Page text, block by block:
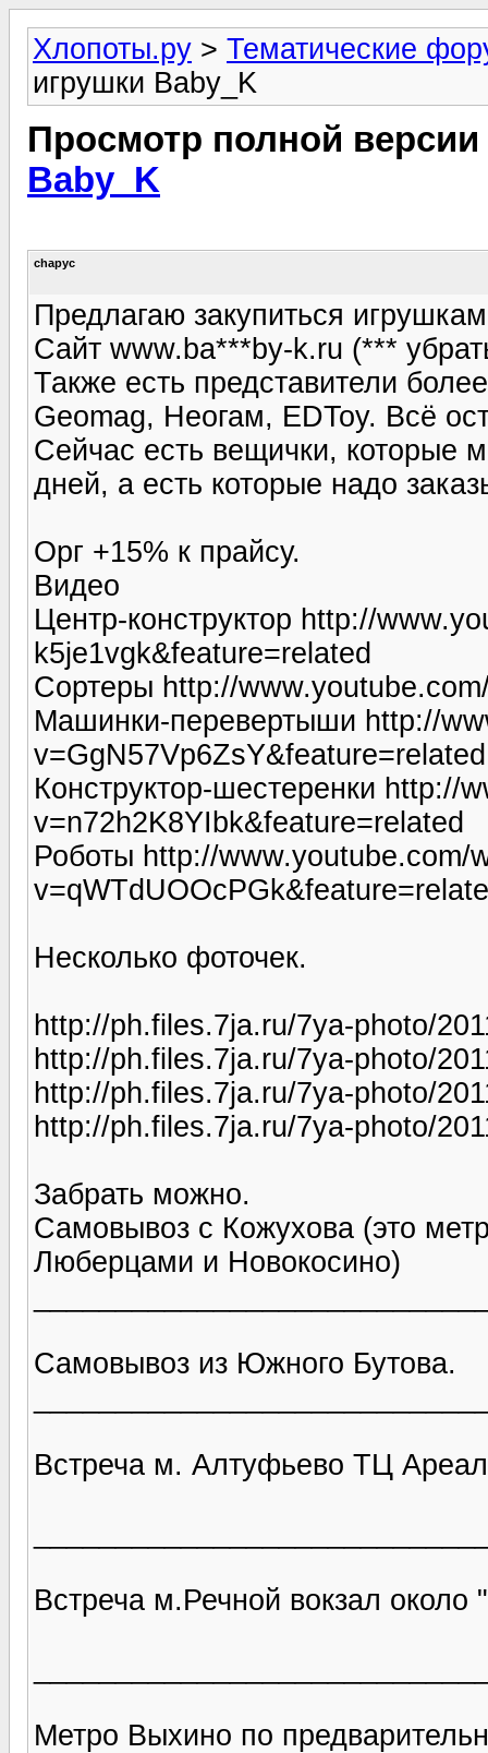
Хлопоты.ру > Тематические
игрушки Baby_K
Просмотр полной
Baby_K
chapyc
Предлагаю закупиться
Сайт www.ba***by-k.ru (***
Также есть представители
Geomag, Неогам, EDToy. Всё
Сейчас есть вещички, которые
дней, а есть которые надо
Орг +15% к прайсу.
Видео
Центр-конструктор http://
k5je1vgk&feature=related
Сортеры http://
Машинки-перевертыши http://
v=GgN57Vp6ZsY&feature=related
Конструктор-шестеренки http://
v=n72h2K8YIbk&feature=related
Роботы http://www.youtube.com/
Несколько фоточек.
http://ph.files.7ja.ru/7ya-photo/
http://ph.files.7ja.ru/7ya-photo/
http://ph.files.7ja.ru/7ya-photo/
http://ph.files.7ja.ru/7ya-photo/
Забрать можно.
Самовывоз с Кожухова (это
Люберцами и Новокосино)
Самовывоз из Южного Бутова.
Встреча м. Алтуфьево ТЦ Ареал
Встреча м.Речной вокзал около
Метро Выхино по